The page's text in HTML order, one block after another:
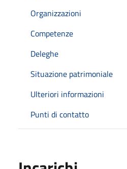
Organizzazioni
Competenze
Deleghe
Situazione patrimoniale
Ulteriori informazioni
Punti di contatto